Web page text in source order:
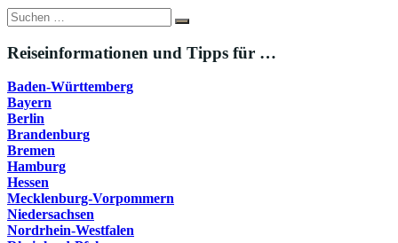
Suche
nach:
Suchen
Reiseinformationen und Tipps für …
Baden-Württemberg
Bayern
Berlin
Brandenburg
Bremen
Hamburg
Hessen
Mecklenburg-Vorpommern
Niedersachsen
Nordrhein-Westfalen